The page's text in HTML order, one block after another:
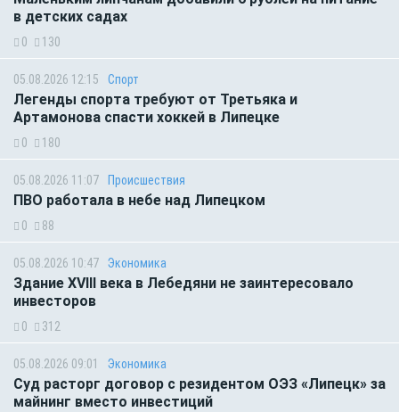
в детских садах
0 130
05.08.2026 12:15 Спорт
Легенды спорта требуют от Третьяка и
Артамонова спасти хоккей в Липецке
0 180
05.08.2026 11:07 Происшествия
ПВО работала в небе над Липецком
0 88
05.08.2026 10:47 Экономика
Здание XVIII века в Лебедяни не заинтересовало
инвесторов
0 312
05.08.2026 09:01 Экономика
Суд расторг договор с резидентом ОЭЗ «Липецк» за
майнинг вместо инвестиций